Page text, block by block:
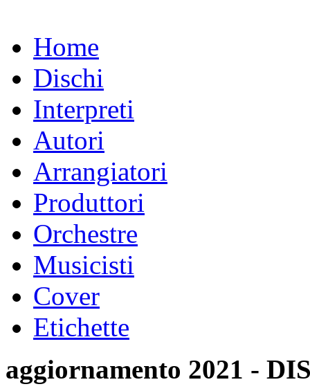
Home
Dischi
Interpreti
Autori
Arrangiatori
Produttori
Orchestre
Musicisti
Cover
Etichette
aggiornamento 2021 -